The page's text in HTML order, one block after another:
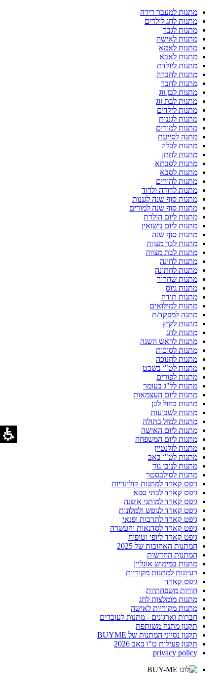
מתנות למעבר דירה
מתנות לחג לילדים
מתנות לגבר
מתנות לאישה
מתנות לאמא
מתנות לאבא
מתנות ליולדת
מתנות לחברה
מתנות לחבר
מתנות לבן זוג
מתנות לבת זוג
מתנות לילדים
מתנות לגננות
מתנות למורים
מתנה לסייעת
מתנות לכלה
מתנות לחתן
מתנות לסבתא
מתנות לסבא
מתנות להורים
מתנות לדודה ולדוד
מתנות סוף שנה לגננות
מתנות סוף שנה למורים
מתנות ליום הולדת
מתנות ליום נישואין
מתנות סוף שנה
מתנות לבר מצווה
מתנות לבת מצווה
מתנות לחינה
מתנות לחתונה
מתנות שחרור
מתנות גיוס
מתנות תודה
מתנות למילואים
מתנה למפקד/ת
מתנות לקיץ
מתנות לחג
מתנות לראש השנה
מתנות לסוכות
מתנות לחנוכה
מתנות לט"ו בשבט
מתנות לפורים
מתנות לל"ג בעומר
מתנות ליום העצמאות
מתנות כחול לבן
מתנות לשבועות
מתנות למזל בתולה
מתנות ליום האישה
מתנות ליום המשפחה
מתנות לולנטיין
מתנות לט"ו באב
מתנות לנובי גוד
מתנות לסילבסטר
גיפט קארד למתנות קולינריות
גיפט קארד לבתי ספא
גיפט קארד למותגי אופנה
גיפט קארד לנופש ולמלונות
גיפט קארד לתרבות ופנאי
גיפט קארד לסדנאות והעשרה
גיפט קארד ליופי וטיפוח
המתנות האהובות של 2025
המתנות החדשות
מתנות במימוש אונליין
רעיונות למתנות מקוריות
גיפט קארד
חוויות משפחתיות
מתנות מומלצות לחג
מתנות מקוריות לאישה
חברות וארגונים - מתנות לעובדים
תקנון מתנה משותפת
תקנון נסייני המתנות של BUYME
תקנון פעילות ט"ו באב 2026
privacy policy